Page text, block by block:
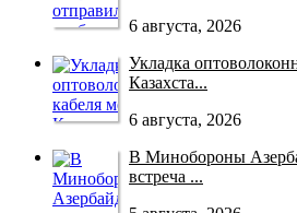
6 августа, 2026
Укладка
Казахста...
6 августа, 2026
В Минобороны
встреча ...